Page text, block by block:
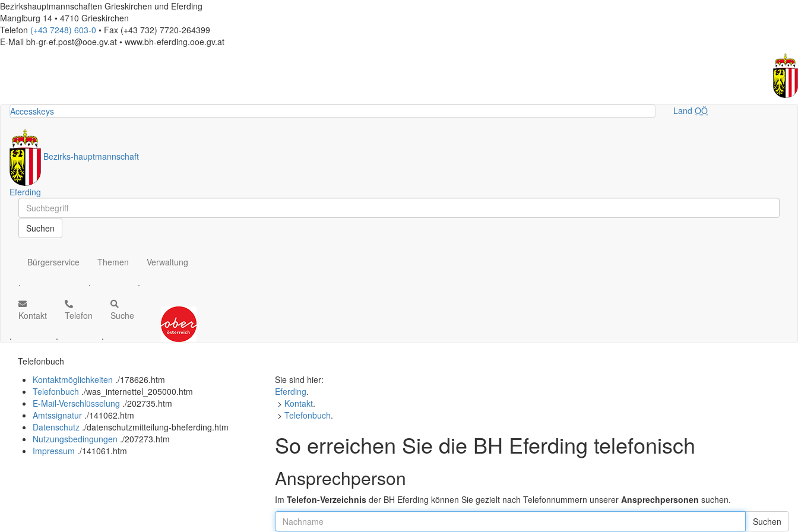
Bezirkshauptmannschaften Grieskirchen und Eferding
Manglburg 14 • 4710 Grieskirchen
Telefon (+43 7248) 603-0 • Fax (+43 732) 7720-264399
E-Mail bh-gr-ef.post@ooe.gv.at • www.bh-eferding.ooe.gv.at
Accesskeys LandOÖ
Bezirks-hauptmannschaft
Eferding
Schnellsuche
Schnellsuche
Suchen
Bürgerservice
.
Themen
.
Verwaltung
.
Kontakt
.
Telefon
.
Suche
.
Telefonbuch
Kontaktmöglichkeiten ./178626.htm
Telefonbuch ./was_internettel_205000.htm
E-Mail-Verschlüsselung ./202735.htm
Amtssignatur ./141062.htm
Datenschutz ./datenschutzmitteilung-bheferding.htm
Nutzungsbedingungen ./207273.htm
Impressum ./141061.htm
Sie sind hier:
Eferding.
> Kontakt.
> Telefonbuch.
So erreichen Sie die BH Eferding telefonisch
Ansprechperson
Im Telefon-Verzeichnis der BH Eferding können Sie gezielt nach Telefonnummern unserer Ansprechpersonen suchen.
Nachname: